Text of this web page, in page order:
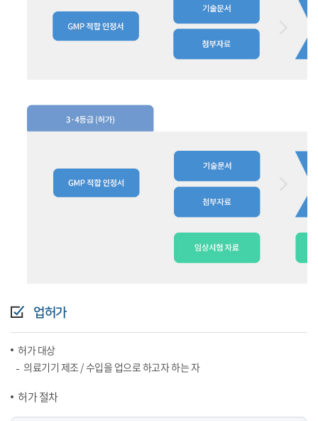
업허가
허가 대상
의료기기 제조 / 수입을 업으로 하고자 하는 자
허가 절차